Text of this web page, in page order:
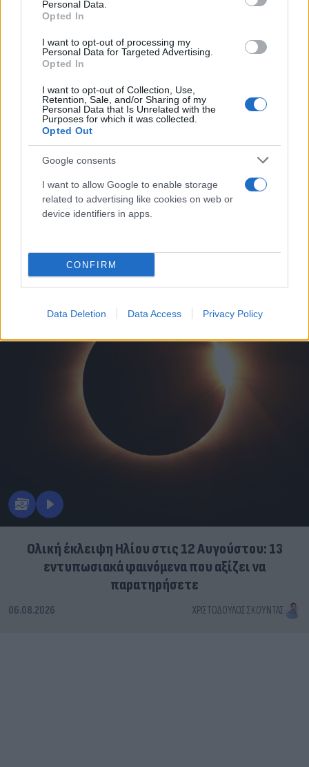
Personal Data.
Opted In
I want to opt-out of processing my
Personal Data for Targeted Advertising.
Opted In
I want to opt-out of Collection, Use,
Retention, Sale, and/or Sharing of my
Personal Data that Is Unrelated with the
Purposes for which it was collected.
Opted Out
Google consents
I want to allow Google to enable storage
related to advertising like cookies on web or
device identifiers in apps.
CONFIRM
Data Deletion Data Access Privacy Policy
Ανησυχία για τον ιό του Δυτικού Νείλου: 23 νέα
κρούσματα και 6 θάνατοι - Ποιες περιοχές
επηρεάζονται
06.08.2026 ΓΙΆΝΝΗΣ ΤΣΟΎΡΤΗΣ
Ολική έκλειψη Ηλίου στις 12 Αυγούστου: 13
εντυπωσιακά φαινόμενα που αξίζει να
παρατηρήσετε
06.08.2026 ΧΡΙΣΤΌΔΟΥΛΟΣ ΣΚΟΎΝΤΑΣ